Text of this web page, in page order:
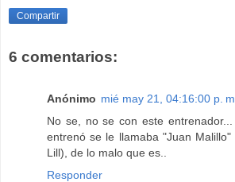
Compartir
6 comentarios:
Anónimo mié may 21, 04:16:00 p. m.
No se, no se con este
entrenó se le llamaba "Juan
Lill), de lo malo que es..
Responder